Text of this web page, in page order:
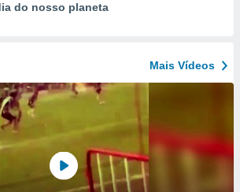
do nosso planeta
Mais Vídeos